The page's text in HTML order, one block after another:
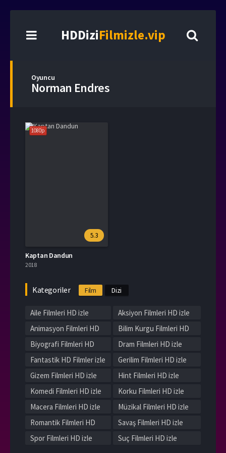
HDDiziFilmizle.vip
Oyuncu
Norman Endres
1080p
5.3
Kaptan Dandun
2018
Kategoriler Film Dizi
Aile Filmleri HD izle
Aksiyon Filmleri HD izle
Animasyon Filmleri HD
izle
Bilim Kurgu Filmleri HD
izle
Biyografi Filmleri HD
izle
Dram Filmleri HD izle
Fantastik HD Filmler izle
Gerilim Filmleri HD izle
Gizem Filmleri HD izle
Hint Filmleri HD izle
Komedi Filmleri HD izle
Korku Filmleri HD izle
Macera Filmleri HD izle
Müzikal Filmleri HD izle
Romantik Filmleri HD
izle
Savaş Filmleri HD izle
Spor Filmleri HD izle
Suç Filmleri HD izle